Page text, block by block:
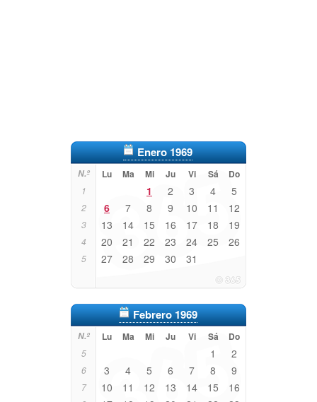
Enero 1969
N.º Lu Ma Mi Ju Vi Sá Do
1 1 2 3 4 5
2 6 7 8 9 10 11 12
3 13 14 15 16 17 18 19
4 20 21 22 23 24 25 26
5 27 28 29 30 31
Febrero 1969
N.º Lu Ma Mi Ju Vi Sá Do
5 1 2
6 3 4 5 6 7 8 9
7 10 11 12 13 14 15 16